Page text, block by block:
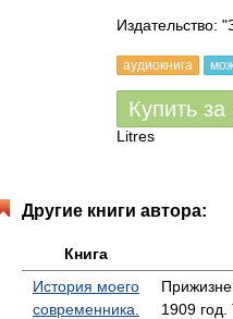
Издательство:
аудиокнига
Купить за
Litres
Другие книги автора:
Книга
История моего
современника.
1909